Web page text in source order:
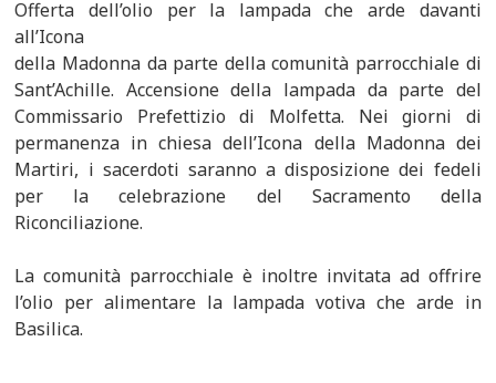
Offerta dell’olio per la lampada che arde davanti
all’Icona
della Madonna da parte della comunità parrocchiale di
Sant’Achille. Accensione della lampada da parte del
Commissario Prefettizio di Molfetta. Nei giorni di
permanenza in chiesa dell’Icona della Madonna dei
Martiri, i sacerdoti saranno a disposizione dei fedeli
per la celebrazione del Sacramento della
Riconciliazione.
La comunità parrocchiale è inoltre invitata ad offrire
l’olio per alimentare la lampada votiva che arde in
Basilica.